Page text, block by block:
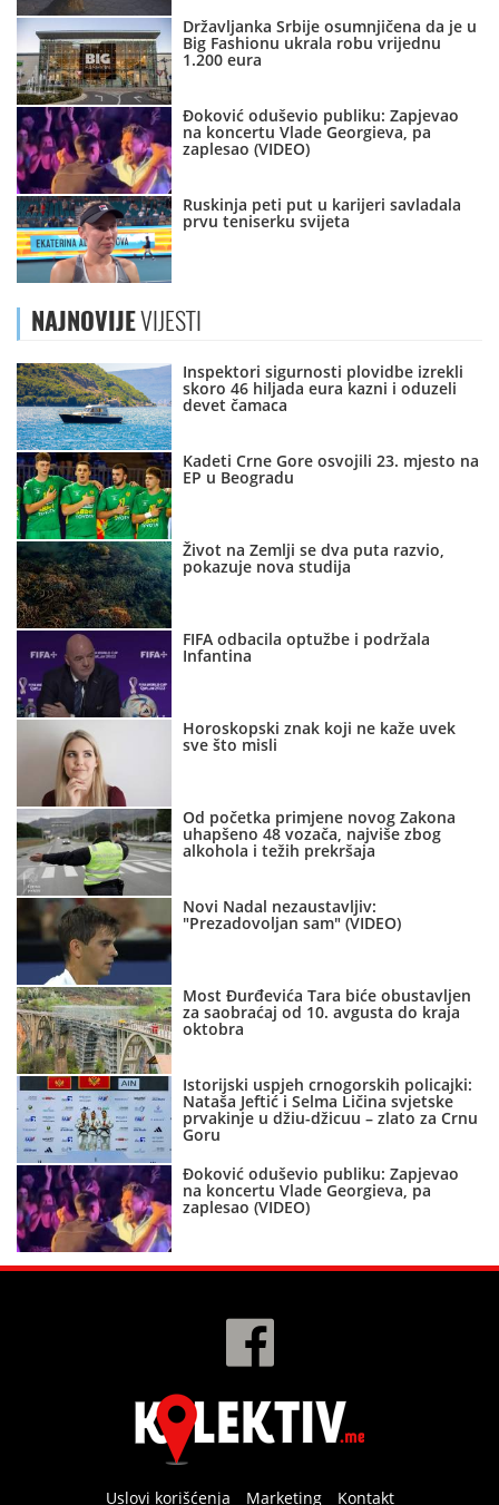
Državljanka Srbije osumnjičena da je u
Big Fashionu ukrala robu vrijednu
1.200 eura
Đoković oduševio publiku: Zapjevao
na koncertu Vlade Georgieva, pa
zaplesao (VIDEO)
Ruskinja peti put u karijeri savladala
prvu teniserku svijeta
NAJNOVIJEVIJESTI
Inspektori sigurnosti plovidbe izrekli
skoro 46 hiljada eura kazni i oduzeli
devet čamaca
Kadeti Crne Gore osvojili 23. mjesto na
EP u Beogradu
Život na Zemlji se dva puta razvio,
pokazuje nova studija
FIFA odbacila optužbe i podržala
Infantina
Horoskopski znak koji ne kaže uvek
sve što misli
Od početka primjene novog Zakona
uhapšeno 48 vozača, najviše zbog
alkohola i težih prekršaja
Novi Nadal nezaustavljiv:
"Prezadovoljan sam" (VIDEO)
Most Đurđevića Tara biće obustavljen
za saobraćaj od 10. avgusta do kraja
oktobra
Istorijski uspjeh crnogorskih policajki:
Nataša Jeftić i Selma Ličina svjetske
prvakinje u džiu-džicuu – zlato za Crnu
Goru
Đoković oduševio publiku: Zapjevao
na koncertu Vlade Georgieva, pa
zaplesao (VIDEO)
Uslovi korišćenja Marketing Kontakt